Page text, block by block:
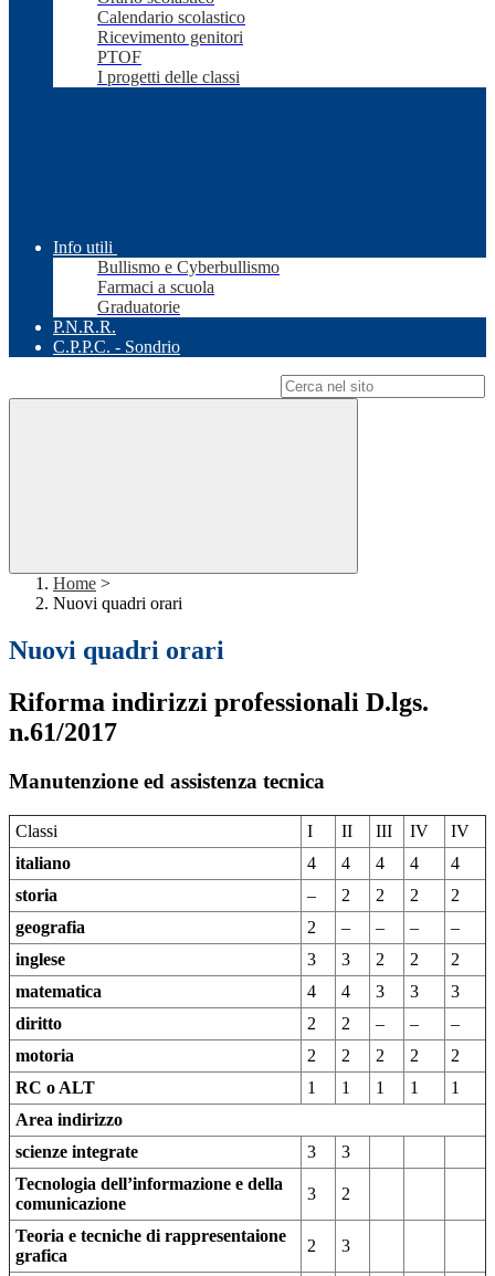
Calendario scolastico
Ricevimento genitori
PTOF
I progetti delle classi
Info utili
Bullismo e Cyberbullismo
Farmaci a scuola
Graduatorie
P.N.R.R.
C.P.P.C. - Sondrio
Home >
Nuovi quadri orari
Nuovi quadri orari
Riforma indirizzi professionali D.lgs.
n.61/2017
Manutenzione ed assistenza tecnica
Classi I II III IV
IV
italiano
4 4 4 4
4
storia
– 2 2 2
2
geografia
2 – – –
–
inglese
3 3 2 2
2
matematica
4 4 3 3
3
diritto
2 2 – –
–
motoria
2 2 2 2
2
RC o ALT
1 1 1 1
1
Area indirizzo
scienze integrate
3
3
Tecnologia dell’informazione e della
comunicazione
3 2
Teoria e tecniche di rappresentaione
grafica
2 3